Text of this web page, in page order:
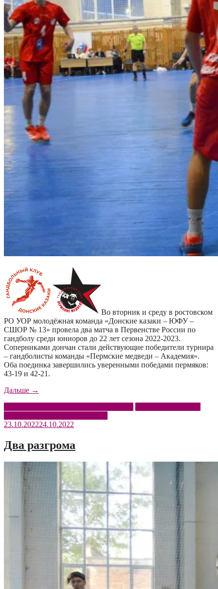
Во вторник и среду в ростовском
РО УОР молодёжная команда «Донские казаки – ЮФУ –
СШОР № 13» провела два матча в Первенстве России по
гандболу среди юниоров до 22 лет сезона 2022-2023.
Соперниками дончан стали действующие победители турнира
– гандболисты команды «Пермские медведи – Академия».
Оба поединка завершились уверенными победами пермяков:
43-19 и 42-21.
Дальше «Матчи
→
23.10.202224.10.2022
Два разгрома